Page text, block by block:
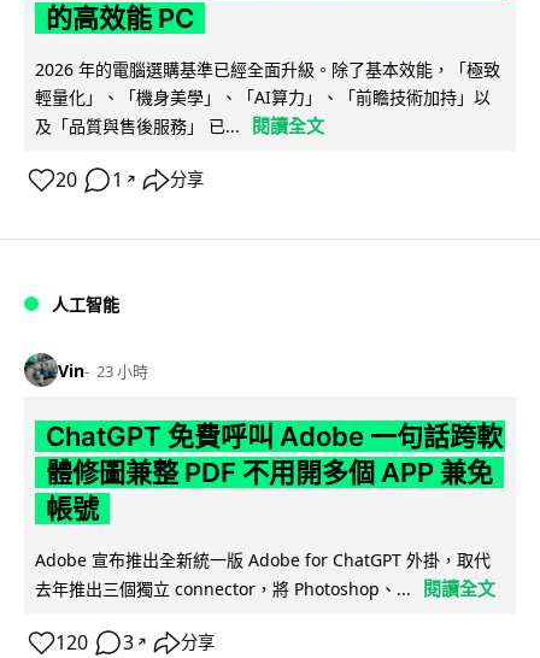
的高效能 PC
2026 年的電腦選購基準已經全面升級。除了基本效能，「極致
輕量化」、「機身美學」、「AI算力」、「前瞻技術加持」以
及「品質與售後服務」 已...
閱讀全文
20 1 ↗ 分享
人工智能
Vin 23 小時
ChatGPT 免費呼叫 Adobe 一句話跨軟
體修圖兼整 PDF 不用開多個 APP 兼免
帳號
Adobe 宣布推出全新統一版 Adobe for ChatGPT 外掛，取代
去年推出三個獨立 connector，將 Photoshop、...
閱讀全文
120 3 ↗ 分享